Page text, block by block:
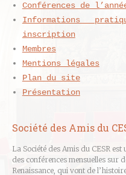
Conférences de
Informations
inscription
Membres
Mentions légales
Plan du site
Présentation
Société des Amis du
La Société des Amis du CESR
des conférences mensuelles sur
Renaissance, qui vont de